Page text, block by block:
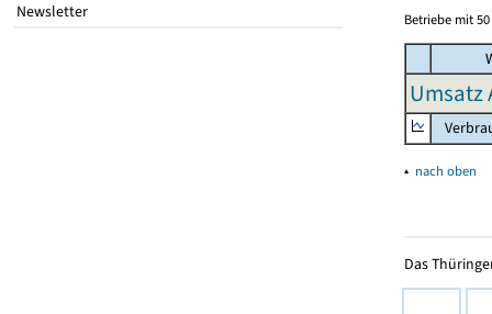
Newsletter
Betriebe mit
Umsatz
▴ nach oben
Das